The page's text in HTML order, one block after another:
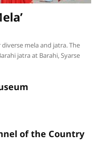
mela and jatra. The
jatra at Barahi, Syarse
of the Country